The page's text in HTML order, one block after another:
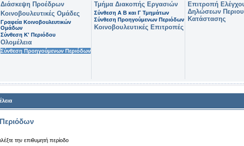
Διάσκεψη Προέδρων
Κοινοβουλευτικές Ομάδες
Γραφεία Κοινοβουλευτικών
Ομάδων
Σύνθεση K' Περιόδου
Ολομέλεια
Σύνθεση Προηγούμενων Περιόδων
Τμήμα Διακοπής Εργασιών
Σύνθεση Α Β και Γ Τμημάτων
Σύνθεση Προηγούμενων Περιόδων
Κοινοβουλευτικές Επιτροπές
Επιτροπή
Δηλώσεων
Κατάστασης
την επιθυμητή περίοδο